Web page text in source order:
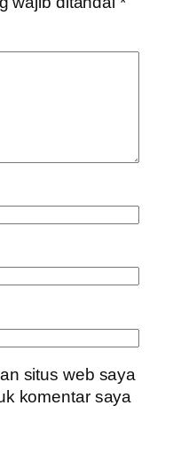
situs web saya
komentar saya